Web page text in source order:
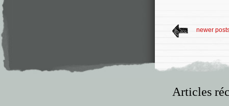
newer
Articles